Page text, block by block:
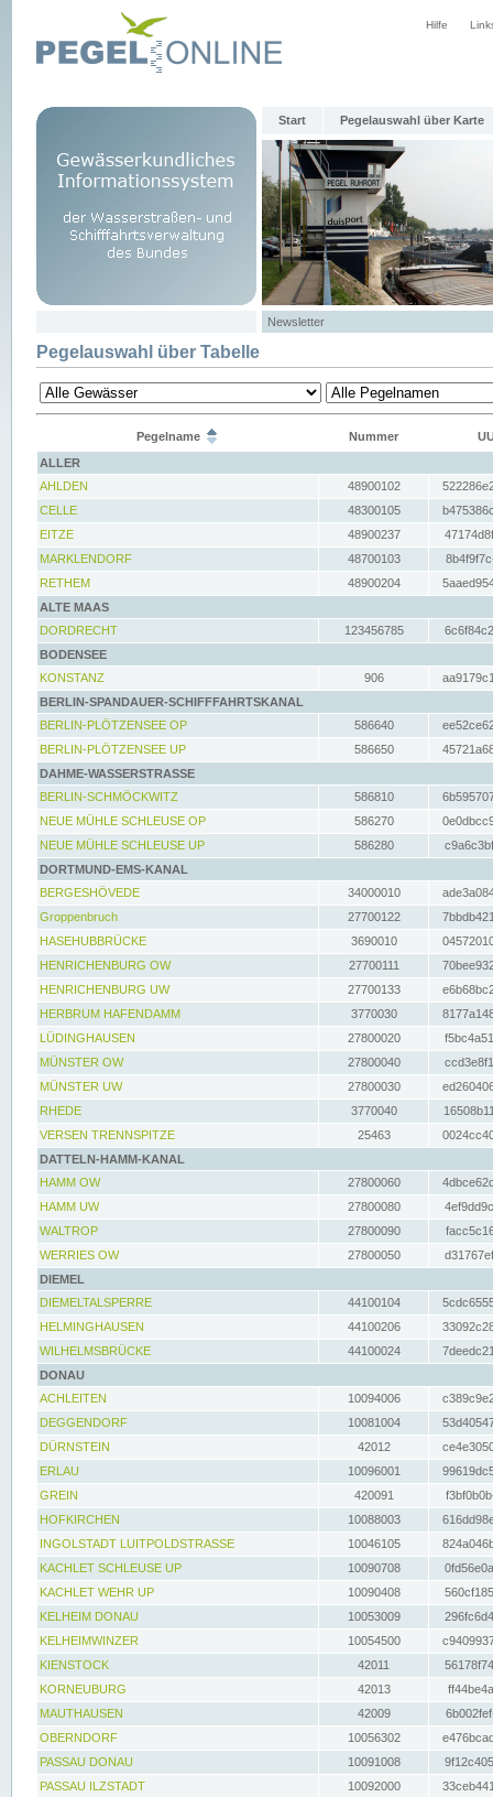
Hilfe
Start Pegelauswahl über Karte
Newsletter
Pegelauswahl über Tabelle
Pegelname Nummer
ALLER
AHLDEN
48900102
CELLE
48300105
EITZE
48900237
MARKLENDORF
48700103
RETHEM
48900204
ALTE MAAS
DORDRECHT
123456785
BODENSEE
KONSTANZ
906
BERLIN-SPANDAUER-SCHIFFFAHRTSKANAL
BERLIN-PLÖTZENSEE OP
586640
BERLIN-PLÖTZENSEE UP
586650
DAHME-WASSERSTRASSE
BERLIN-SCHMÖCKWITZ
586810
NEUE MÜHLE SCHLEUSE OP
586270
NEUE MÜHLE SCHLEUSE UP
586280
DORTMUND-EMS-KANAL
BERGESHÖVEDE
34000010
Groppenbruch
27700122
HASEHUBBRÜCKE
3690010
HENRICHENBURG OW
27700111
HENRICHENBURG UW
27700133
HERBRUM HAFENDAMM
3770030
LÜDINGHAUSEN
27800020
MÜNSTER OW
27800040
MÜNSTER UW
27800030
RHEDE
3770040
VERSEN TRENNSPITZE
25463
DATTELN-HAMM-KANAL
HAMM OW
27800060
HAMM UW
27800080
WALTROP
27800090
WERRIES OW
27800050
DIEMEL
DIEMELTALSPERRE
44100104
HELMINGHAUSEN
44100206
WILHELMSBRÜCKE
44100024
DONAU
ACHLEITEN
10094006
DEGGENDORF
10081004
DÜRNSTEIN
42012
ERLAU
10096001
GREIN
420091
HOFKIRCHEN
10088003
INGOLSTADT LUITPOLDSTRASSE
10046105
KACHLET SCHLEUSE UP
10090708
KACHLET WEHR UP
10090408
KELHEIM DONAU
10053009
KELHEIMWINZER
10054500
KIENSTOCK
42011
KORNEUBURG
42013
MAUTHAUSEN
42009
OBERNDORF
10056302
PASSAU DONAU
10091008
PASSAU ILZSTADT
10092000